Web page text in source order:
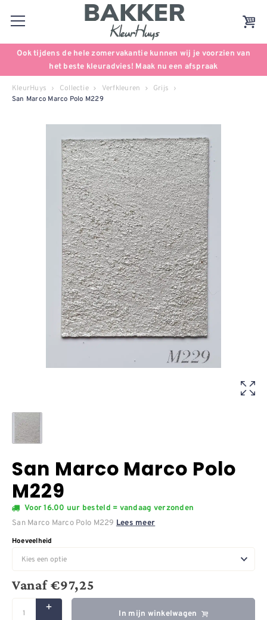
Ook tijdens de hele zomervakantie kunnen wij je voorzien van
het beste kleuradvies! Maak nu een afspraak
KleurHuys Collectie Verfkleuren Grijs
San Marco Marco Polo M229
San Marco Marco Polo
M229
Voor 16.00 uur besteld = vandaag verzonden
San Marco Marco Polo M229 Lees meer
Hoeveelheid
Vanaf€97,25
In mijn winkelwagen